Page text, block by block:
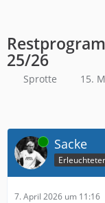
25/26
Sprotte 15.
Online Sacke
Erleuchteter
7. April 2026 um 11:16